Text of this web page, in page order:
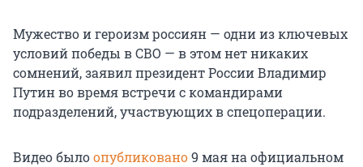
Мужество и героизм россиян — одни из ключевых
условий победы в СВО — в этом нет никаких
сомнений, заявил президент России Владимир
Путин во время встречи с командирами
подразделений, участвующих в спецоперации.
Видео былоопубликовано9 мая на официальном